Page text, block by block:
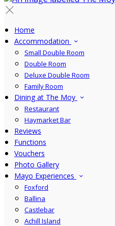
Home
Accommodation
Small Double Room
Double Room
Deluxe Double Room
Family Room
Dining at The Moy
Restaurant
Haymarket Bar
Reviews
Functions
Vouchers
Photo Gallery
Mayo Experiences
Foxford
Ballina
Castlebar
Achill Island